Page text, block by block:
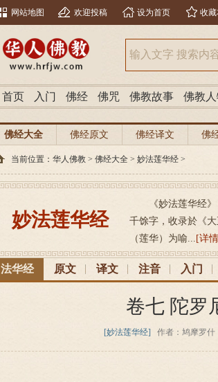
网站地图 欢迎投稿 设为首页 收
首页 入门 佛经 佛咒 佛教故事 佛教
佛经大全 佛经原文 佛经译文 佛
当前位置： 华人佛教 > 佛经大全 > 妙法莲华经 >
妙法莲华经
《妙法莲华经
千馀字，收录於《
（莲华）为喻... [详
法华经 原文 译文 注音 入门
卷七 陀罗
[妙法莲华经] 作者：鸠摩罗什